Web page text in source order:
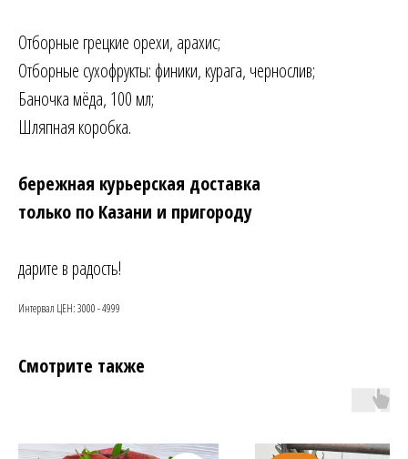
Отборные грецкие орехи, арахис;
Отборные сухофрукты: финики, курага, чернослив;
Баночка мёда, 100 мл;
Шляпная коробка.
бережная курьерская доставка
только по Казани и пригороду
дарите в радость!
Интервал ЦЕН: 3000 - 4999
Смотрите также